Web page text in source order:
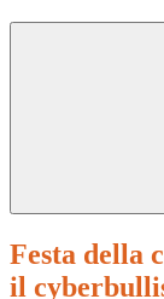
Festa della
il